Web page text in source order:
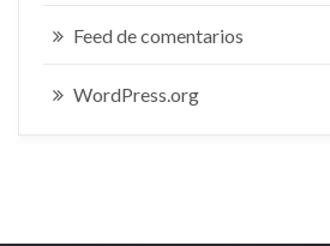
Feed de comentarios
WordPress.org